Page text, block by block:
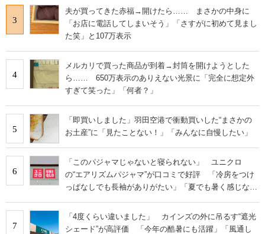
3
夫が買ってきた赤福→開けたら…… まさかの中身に
「お店に電話してしまいそう」「さすがに初めて見まし
た笑」と107万表示
4
メルカリで買った商品が到着→封筒を開けようとした
ら…… 650万表示のありえない光景に「完全に想定外
すぎて笑った」「何者？」
5
「即買いしました」羽田空港で衝動買いした“まさかの
お土産”に「見たことない！」「みんなに自慢したい」
6
「このパジャマじゃないと寝られない」 ユニクロ
の“エアリズムパジャマ”が口コミで好評 「冷房をつけ
っぱなしでも長袖がありがたい」「夏でも暑く感じな
7
「4度くらい違いました」 カインズの外に吊るす“遮光
シェード”が高評価 「今年の酷暑にも活躍」「風通し